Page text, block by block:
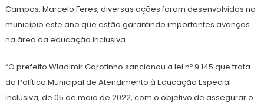
Campos, Marcelo Feres, diversas ações foram desenvolvidas no
município este ano que estão garantindo importantes avanços
na área da educação inclusiva.
“O prefeito Wladimir Garotinho sancionou a lei nº 9.145 que trata
da Política Municipal de Atendimento à Educação Especial
Inclusiva, de 05 de maio de 2022, com o objetivo de assegurar o